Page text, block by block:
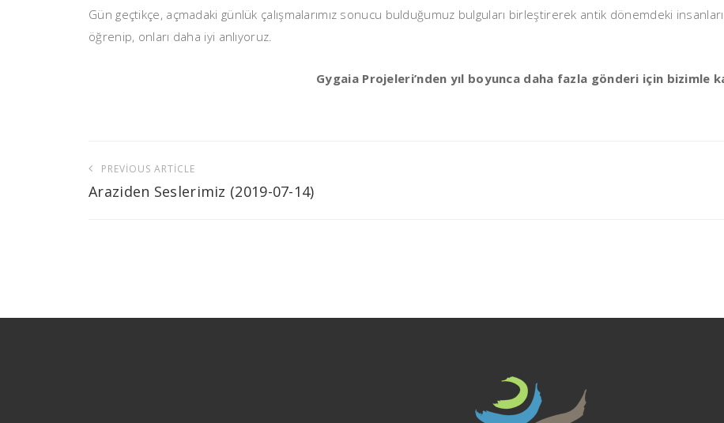
Gün geçtikçe, açmadaki günlük çalışmalarımız sonucu bulduğumuz bulguları birleştirerek antik dönemdeki
öğrenip, onları daha iyi anlıyoruz.
Gygaia Projeleri’nden yıl boyunca daha fazla gönderi için bizimle
Yazı
gezinmesi
PREVIOUS ARTICLE
Araziden Seslerimiz (2019-07-14)